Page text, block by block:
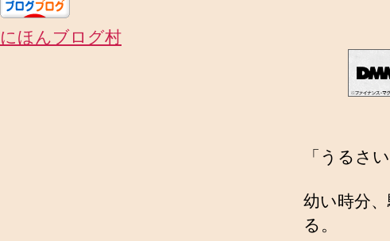
にほんブログ村
「うるさ
幼い時分
る。